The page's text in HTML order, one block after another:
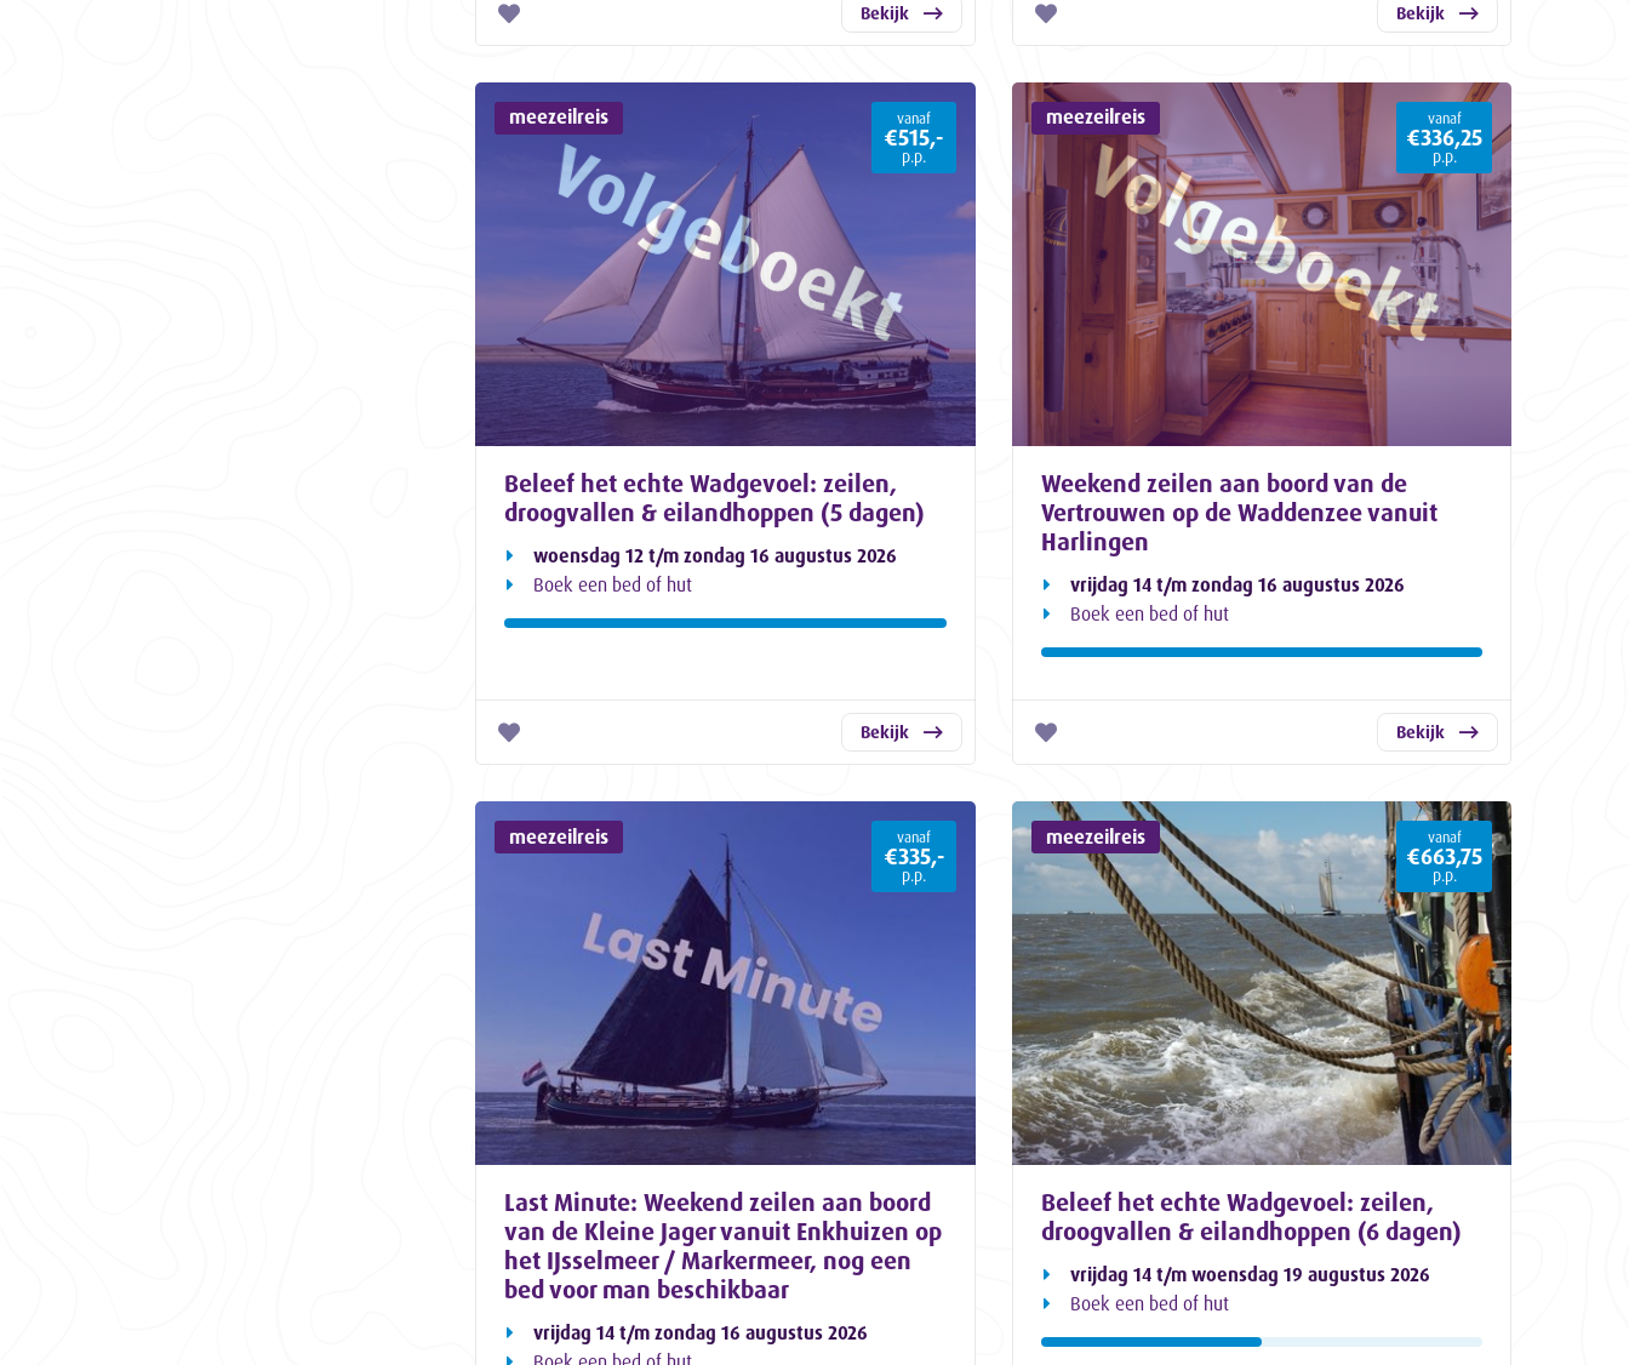
Bekijk Bekijk
meezeilreis vanaf
€515,-
p.p.
Beleef het echte Wadgevoel: zeilen,
droogvallen & eilandhoppen (5 dagen)
woensdag 12 t/m zondag 16 augustus 2026
Boek een bed of hut
Bekijk
meezeilreis vanaf
€336,25
p.p.
Weekend zeilen aan boord van de
Vertrouwen op de Waddenzee vanuit
Harlingen
vrijdag 14 t/m zondag 16 augustus 2026
Boek een bed of hut
Bekijk
meezeilreis vanaf
€335,-
p.p.
Last Minute: Weekend zeilen aan boord
van de Kleine Jager vanuit Enkhuizen op
het IJsselmeer / Markermeer, nog een
bed voor man beschikbaar
vrijdag 14 t/m zondag 16 augustus 2026
meezeilreis vanaf
€663,75
p.p.
Beleef het echte Wadgevoel: zeilen,
droogvallen & eilandhoppen (6 dagen)
vrijdag 14 t/m woensdag 19 augustus 2026
Boek een bed of hut